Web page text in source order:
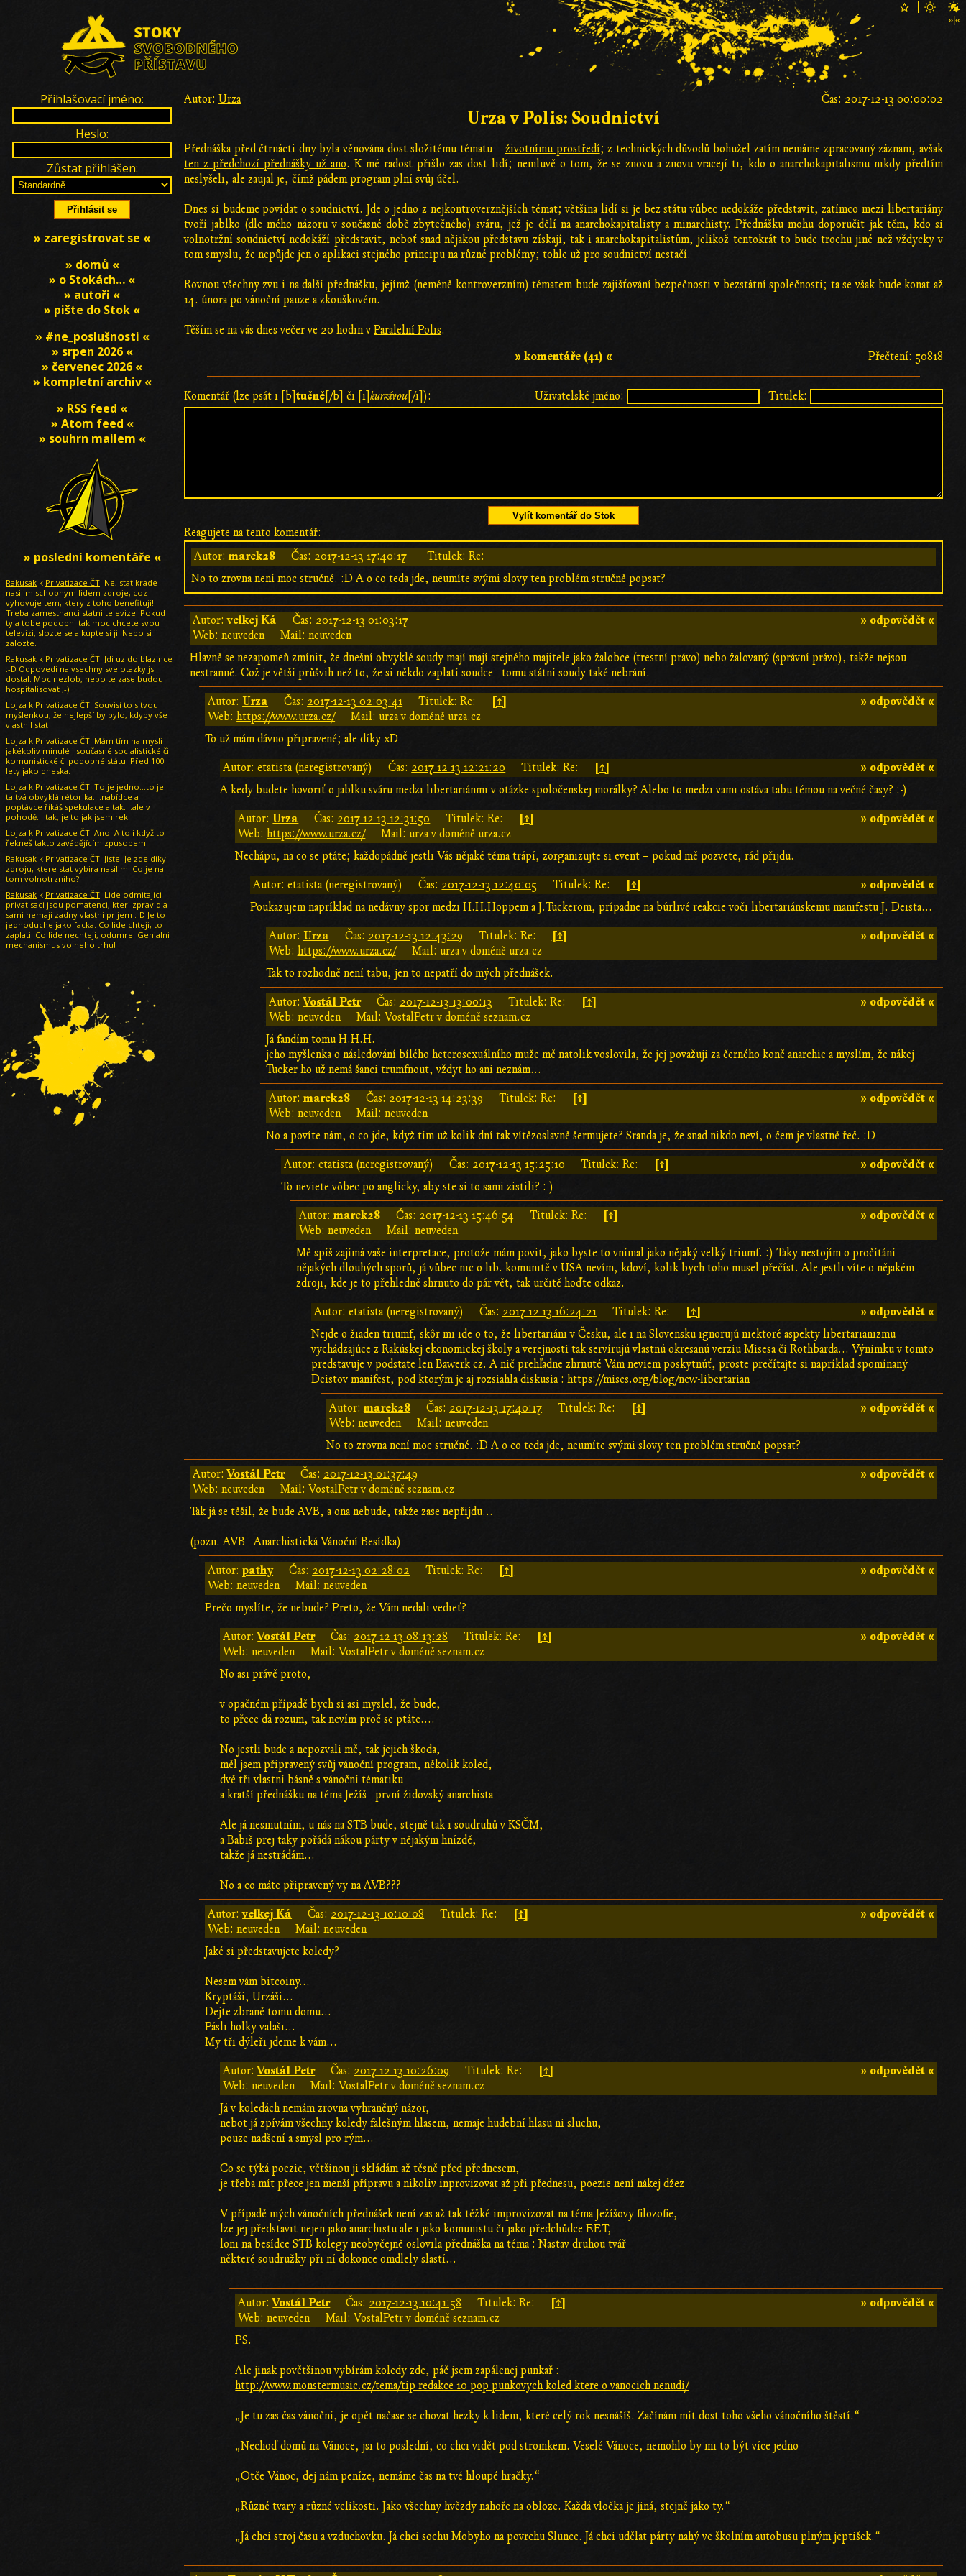
Autor: Urza Čas: 2017-12-13 00:00:02
Urza v Polis: Soudnictví
Přednáška před čtrnácti dny byla věnována dost složitému tématu – životnímu prostředí; z technických důvodů bohužel zatím nemáme zpracovaný záznam, avšak
ten z předchozí přednášky už ano. K mé radost přišlo zas dost lidí; nemluvě o tom, že se znovu a znovu vracejí ti, kdo o anarchokapitalismu nikdy předtím
neslyšeli, ale zaujal je, čímž pádem program plní svůj účel.
Dnes si budeme povídat o soudnictví. Jde o jedno z nejkontroverznějších témat; většina lidí si je bez státu vůbec nedokáže představit, zatímco mezi libertariány
tvoří jablko (dle mého názoru v současné době zbytečného) sváru, jež je dělí na anarchokapitalisty a minarchisty. Přednášku mohu doporučit jak těm, kdo si
volnotržní soudnictví nedokáží představit, neboť snad nějakou představu získají, tak i anarchokapitalistům, jelikož tentokrát to bude trochu jiné než vždycky v
tom smyslu, že nepůjde jen o aplikaci stejného principu na různé problémy; tohle už pro soudnictví nestačí.
Rovnou všechny zvu i na další přednášku, jejímž (neméně kontroverzním) tématem bude zajišťování bezpečnosti v bezstátní společnosti; ta se však bude konat až
14. února po vánoční pauze a zkouškovém.
Těším se na vás dnes večer ve 20 hodin v Paralelní Polis.
Přečtení: 50818
» komentáře (41) «
Uživatelské jméno: Titulek:
Komentář (lze psát i [b] tučně [/b] či [i] kurzívou [/i]):
Vylít komentář do Stok
Reagujete na tento komentář:
Autor:marek28 Čas: 2017-12-13 17:40:17
Titulek: Re:
No to zrovna není moc stručné. :D A o co teda jde, neumíte svými slovy ten problém stručně popsat?
» odpovědět «
Autor:velkej Ká Čas: 2017-12-13 01:03:17
Web: neuveden
Mail: neuveden
Hlavně se nezapomeň zmínit, že dnešní obvyklé soudy mají mají stejného majitele jako žalobce (trestní právo) nebo žalovaný (správní právo), takže nejsou
nestranné. Což je větší průšvih než to, že si někdo zaplatí soudce - tomu státní soudy také nebrání.
» odpovědět «
Autor: Urza Čas: 2017-12-13 02:03:41 Titulek: Re: [↑]
Web:https://www.urza.cz/
Mail: urza v doméně urza.cz
To už mám dávno připravené; ale díky xD
» odpovědět «
Autor: etatista (neregistrovaný) Čas: 2017-12-13 12:21:20 Titulek: Re: [↑]
A kedy budete hovoriť o jablku sváru medzi libertariánmi v otázke spoločenskej morálky? Alebo to medzi vami ostáva tabu témou na večné časy? :-)
» odpovědět «
Autor: Urza Čas: 2017-12-13 12:31:50 Titulek: Re: [↑]
Web:https://www.urza.cz/
Mail: urza v doméně urza.cz
Nechápu, na co se ptáte; každopádně jestli Vás nějaké téma trápí, zorganizujte si event – pokud mě pozvete, rád přijdu.
» odpovědět «
Autor: etatista (neregistrovaný) Čas: 2017-12-13 12:40:05 Titulek: Re: [↑]
Poukazujem napríklad na nedávny spor medzi H.H.Hoppem a J.Tuckerom, prípadne na búrlivé reakcie voči libertariánskemu manifestu J. Deista...
» odpovědět «
Autor: Urza Čas: 2017-12-13 12:43:29 Titulek: Re: [↑]
Web: https://www.urza.cz/
Mail: urza v doméně urza.cz
Tak to rozhodně není tabu, jen to nepatří do mých přednášek.
» odpovědět «
Autor: Vostál Petr Čas: 2017-12-13 13:00:13 Titulek: Re: [↑]
Web: neuveden
Mail: VostalPetr v doméně seznam.cz
Já fandím tomu H.H.H.
jeho myšlenka o následování bílého heterosexuálního muže mě natolik voslovila, že jej považuji za černého koně anarchie a myslím, že nákej
Tucker ho už nemá šanci trumfnout, vždyt ho ani neznám...
» odpovědět «
Autor:marek28 Čas: 2017-12-13 14:23:39 Titulek: Re: [↑]
Web: neuveden
Mail: neuveden
No a povíte nám, o co jde, když tím už kolik dní tak vítězoslavně šermujete? Sranda je, že snad nikdo neví, o čem je vlastně řeč. :D
» odpovědět «
Autor: etatista (neregistrovaný) Čas: 2017-12-13 15:25:10 Titulek: Re: [↑]
To neviete vôbec po anglicky, aby ste si to sami zistili? :-)
» odpovědět «
Autor:marek28 Čas: 2017-12-13 15:46:54 Titulek: Re: [↑]
Web: neuveden
Mail: neuveden
Mě spíš zajímá vaše interpretace, protože mám povit, jako byste to vnímal jako nějaký velký triumf. :) Taky nestojím o pročítání
nějakých dlouhých sporů, já vůbec nic o lib. komunitě v USA nevím, kdoví, kolik bych toho musel přečíst. Ale jestli víte o nějakém
zdroji, kde je to přehledně shrnuto do pár vět, tak určitě hoďte odkaz.
» odpovědět «
Autor: etatista (neregistrovaný) Čas: 2017-12-13 16:24:21 Titulek: Re: [↑]
Nejde o žiaden triumf, skôr mi ide o to, že libertariáni v Česku, ale i na Slovensku ignorujú niektoré aspekty libertarianizmu
vychádzajúce z Rakúskej ekonomickej školy a verejnosti tak servírujú vlastnú okresanú verziu Misesa či Rothbarda... Výnimku v tomto
predstavuje v podstate len Bawerk cz. A nič prehľadne zhrnuté Vám neviem poskytnúť, proste prečítajte si napríklad spomínaný
Deistov manifest, pod ktorým je aj rozsiahla diskusia : https://mises.org/blog/new-libertarian
» odpovědět «
Autor:marek28 Čas: 2017-12-13 17:40:17 Titulek: Re: [↑]
Web: neuveden
Mail: neuveden
No to zrovna není moc stručné. :D A o co teda jde, neumíte svými slovy ten problém stručně popsat?
» odpovědět «
Autor: Vostál Petr Čas: 2017-12-13 01:37:49
Web: neuveden
Mail: VostalPetr v doméně seznam.cz
Tak já se těšil, že bude AVB, a ona nebude, takže zase nepřijdu...
(pozn. AVB - Anarchistická Vánoční Besídka)
» odpovědět «
Autor:pathy Čas: 2017-12-13 02:28:02 Titulek: Re: [↑]
Web: neuveden
Mail: neuveden
Prečo myslíte, že nebude? Preto, že Vám nedali vedieť?
» odpovědět «
Autor:Vostál Petr Čas: 2017-12-13 08:13:28 Titulek: Re: [↑]
Web: neuveden
Mail: VostalPetr v doméně seznam.cz
No asi právě proto,
v opačném případě bych si asi myslel, že bude,
to přece dá rozum, tak nevím proč se ptáte....
No jestli bude a nepozvali mě, tak jejich škoda,
měl jsem připravený svůj vánoční program, několik koled,
dvě tři vlastní básně s vánoční tématiku
a kratší přednášku na téma Ježíš - první židovský anarchista
Ale já nesmutním, u nás na STB bude, stejně tak i soudruhů v KSČM,
a Babiš prej taky pořádá nákou párty v nějakým hnízdě,
takže já nestrádám...
No a co máte připravený vy na AVB???
» odpovědět «
Autor:velkej Ká Čas: 2017-12-13 10:10:08 Titulek: Re: [↑]
Web: neuveden
Mail: neuveden
Jaké si představujete koledy?
Nesem vám bitcoiny...
Kryptáši, Urzáši...
Dejte zbraně tomu domu...
Pásli holky valaši...
My tři dýleři jdeme k vám...
» odpovědět «
Autor:Vostál Petr Čas: 2017-12-13 10:26:09 Titulek: Re: [↑]
Web: neuveden
Mail: VostalPetr v doméně seznam.cz
Já v koledách nemám zrovna vyhraněný názor,
nebot já zpívám všechny koledy falešným hlasem, nemaje hudební hlasu ni sluchu,
pouze nadšení a smysl pro rým...
Co se týká poezie, většinou ji skládám až těsně před přednesem,
je třeba mít přece jen menší přípravu a nikoliv inprovizovat až při přednesu, poezie není nákej džez
V případě mých vánočních přednášek není zas až tak těžké improvizovat na téma Ježíšovy filozofie,
lze jej představit nejen jako anarchistu ale i jako komunistu či jako předchůdce EET,
loni na besídce STB kolegy neobyčejně oslovila přednáška na téma : Nastav druhou tvář
některé soudružky při ní dokonce omdlely slastí...
» odpovědět «
Autor:Vostál Petr Čas: 2017-12-13 10:41:58 Titulek: Re: [↑]
Web: neuveden
Mail: VostalPetr v doméně seznam.cz
PS.
Ale jinak povětšinou vybírám koledy zde, páč jsem zapálenej punkař :
http://www.monstermusic.cz/tema/tip-redakce-10-pop-punkovych-koled-ktere-o-vanocich-nenudi/
„Je tu zas čas vánoční, je opět načase se chovat hezky k lidem, které celý rok nesnášíš. Začínám mít dost toho všeho vánočního štěstí.“
„Nechoď domů na Vánoce, jsi to poslední, co chci vidět pod stromkem. Veselé Vánoce, nemohlo by mi to být více jedno
„Otče Vánoc, dej nám peníze, nemáme čas na tvé hloupé hračky.“
„Různé tvary a různé velikosti. Jako všechny hvězdy nahoře na obloze. Každá vločka je jiná, stejně jako ty.“
„Já chci stroj času a vzduchovku. Já chci sochu Mobyho na povrchu Slunce. Já chci udělat párty nahý ve školním autobusu plným jeptišek.“
Přihlašovací jméno:
Heslo:
Zůstat přihlášen:
» zaregistrovat se «
» domů «
» o Stokách… «
» autoři «
» pište do Stok «
» #ne_poslušnosti «
» srpen 2026 «
» červenec 2026 «
» kompletní archiv «
» RSS feed «
» Atom feed «
» souhrn mailem «
» poslední komentáře «
Rakusak k Privatizace ČT: Ne, stat krade
nasilim schopnym lidem zdroje, coz
vyhovuje tem, ktery z toho benefituji!
Treba zamestnanci statni televize. Pokud
ty a tobe podobni tak moc chcete svou
televizi, slozte se a kupte si ji. Nebo si ji
zalozte.
Rakusak k Privatizace ČT: Jdi uz do blazince
:-D Odpovedi na vsechny sve otazky jsi
dostal. Moc nezlob, nebo te zase budou
hospitalisovat ;-)
Lojza k Privatizace ČT: Souvisí to s tvou
myšlenkou, že nejlepší by bylo, kdyby vše
vlastnil stat
Lojza k Privatizace ČT: Mám tím na mysli
jakékoliv minulé i současné socialistické či
komunistické či podobné státu. Před 100
lety jako dneska.
Lojza k Privatizace ČT: To je jedno...to je
ta tvá obvyklá rétorika....nabídce a
poptávce říkáš spekulace a tak....ale v
pohodě. I tak, je to jak jsem rekl
Lojza k Privatizace ČT: Ano. A to i když to
řekneš takto zavádějícím zpusobem
Rakusak k Privatizace ČT: Jiste. Je zde diky
zdroju, ktere stat vybira nasilim. Co je na
tom volnotrzniho?
Rakusak k Privatizace ČT: Lide odmitajici
privatisaci jsou pomatenci, kteri zpravidla
sami nemaji zadny vlastni prijem :-D Je to
jednoduche jako facka. Co lide chteji, to
zaplati. Co lide nechteji, odumre. Genialni
mechanismus volneho trhu!